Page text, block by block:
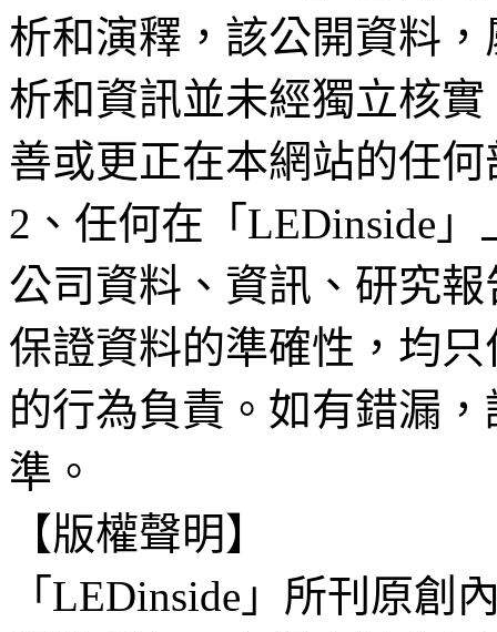
析和演釋，該公開資料
析和資訊並未經獨立核
善或更正在本網站的任
2、任何在「LEDinside
公司資料、資訊、研究
保證資料的準確性，均
的行為負責。如有錯漏
準。
【版權聲明】
「LEDinside」所刊原創